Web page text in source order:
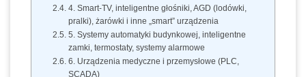
4. Smart-TV, inteligentne głośniki, AGD (lodówki,
pralki), żarówki i inne „smart” urządzenia
5. Systemy automatyki budynkowej, inteligentne
zamki, termostaty, systemy alarmowe
6. Urządzenia medyczne i przemysłowe (PLC,
SCADA)